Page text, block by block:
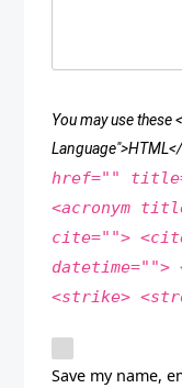
You may use these
href=""
<acronym
cite="">
datetime="">
<strike>
Save my name,